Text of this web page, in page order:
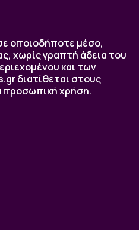
οποιοδήποτε μέσο,
χωρίς γραπτή άδεια του
και των
διατίθεται στους
προσωπική χρήση.